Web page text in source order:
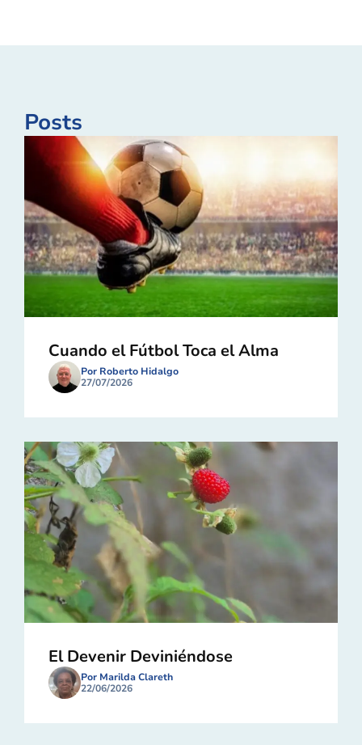
Posts
Cuando el Fútbol Toca el Alma
Por Roberto Hidalgo
27/07/2026
El Devenir Deviniéndose
Por Marilda Clareth
22/06/2026